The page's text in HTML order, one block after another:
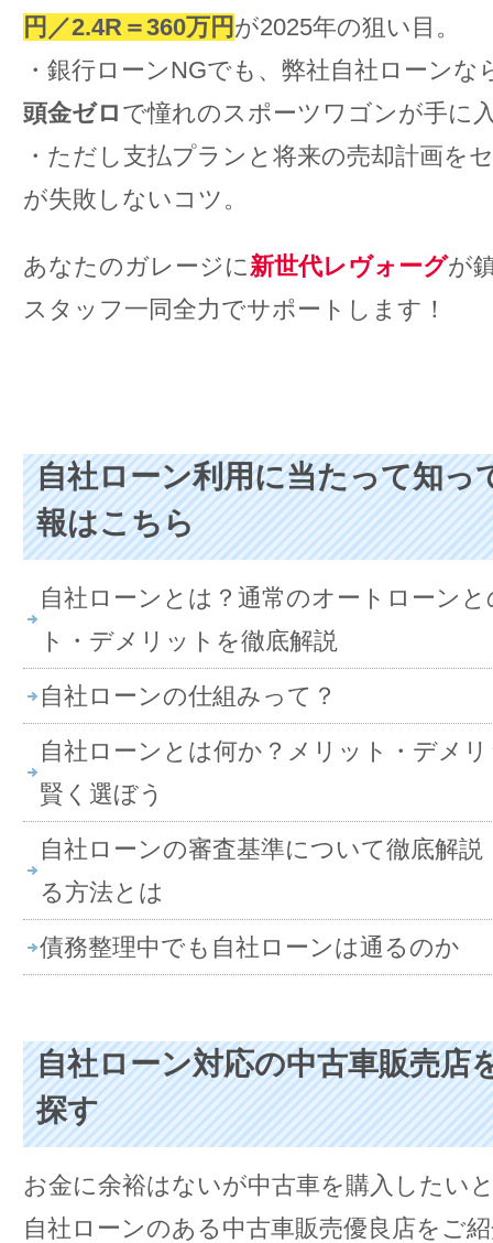
円／2.4R＝360万円 が2025年の狙い目。
・銀行ローンNGでも、弊社自社ローンな
頭金ゼロ で憧れのスポーツワゴンが手に
・ただし支払プランと将来の売却計画を
が失敗しないコツ。
あなたのガレージに新世代レヴォーグが
スタッフ一同全力でサポートします！
自社ローン利用に当たって知っ
報はこちら
自社ローンとは？通常のオートローン
ト・デメリットを徹底解説
自社ローンの仕組みって？
自社ローンとは何か？メリット・デメ
賢く選ぼう
自社ローンの審査基準について徹底解
る方法とは
債務整理中でも自社ローンは通るのか
自社ローン対応の中古車販売店
探す
お金に余裕はないが中古車を購入したい
自社ローンのある中古車販売優良店をご